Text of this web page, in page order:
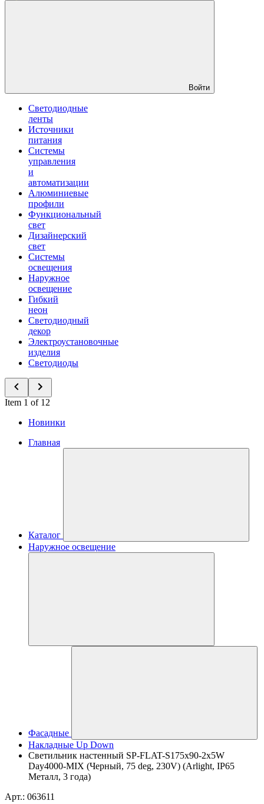
Войти
Светодиодные
ленты
Источники
питания
Системы
управления
и
автоматизации
Алюминиевые
профили
Функциональный
свет
Дизайнерский
свет
Системы
освещения
Наружное
освещение
Гибкий
неон
Светодиодный
декор
Электроустановочные
изделия
Светодиоды
Item 1 of 12
Новинки
Главная
Каталог
Наружное освещение
Фасадные
Накладные Up Down
Светильник настенный SP-FLAT-S175x90-2x5W
Day4000-MIX (Черный, 75 deg, 230V) (Arlight, IP65
Металл, 3 года)
Арт.: 063611